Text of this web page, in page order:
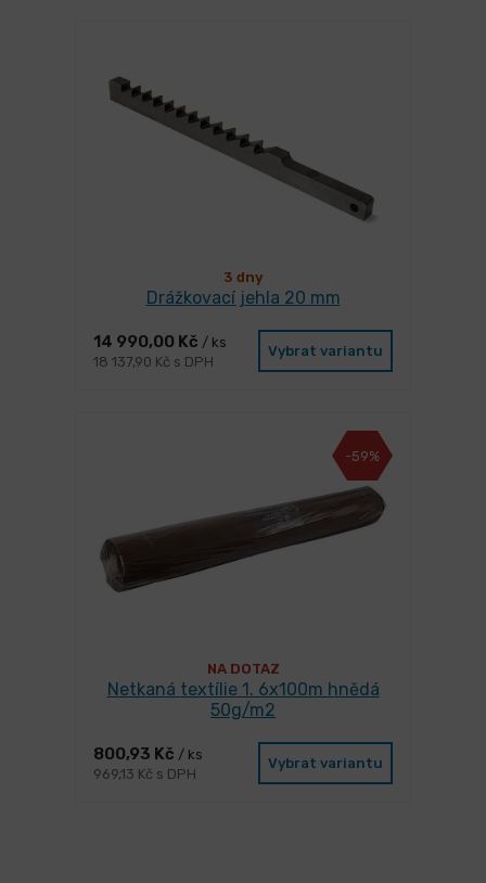
3 dny
Drážkovací jehla 20 mm
14 990,00 Kč / ks
18 137,90 Kč s DPH
Vybrat variantu
-59%
NA DOTAZ
Netkaná textílie 1. 6x100m hnědá
50g/m2
800,93 Kč / ks
969,13 Kč s DPH
Vybrat variantu